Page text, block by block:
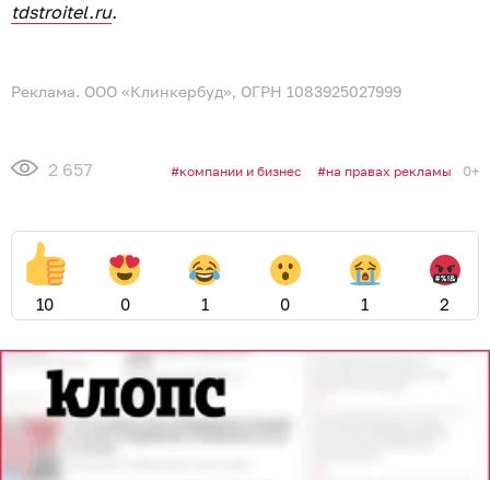
tdstroitel.ru.
Реклама. ООО «Клинкербуд», ОГРН 1083925027999
2 657 компании и бизнес на правах рекламы 0+
10 0 1 0 1 2